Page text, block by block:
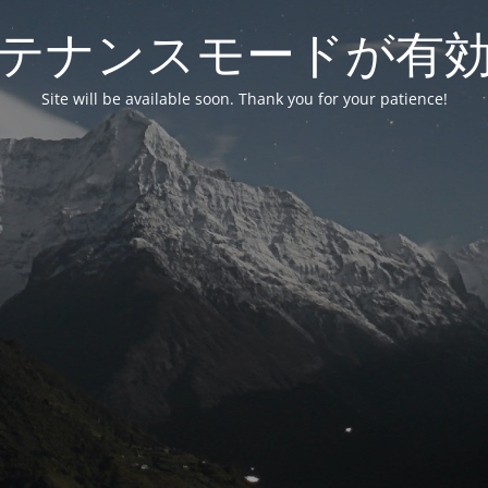
ナンスモードが有
Site will be available soon. Thank you for your patience!